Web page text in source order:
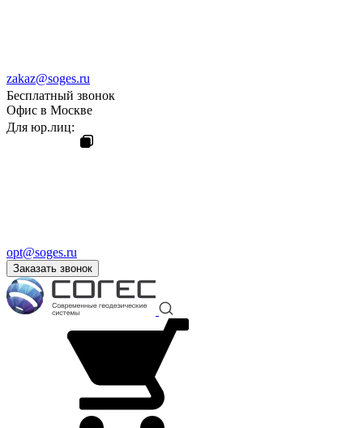
zakaz@soges.ru
Бесплатный звонок
Офис в Москве
Для юр.лиц:
opt@soges.ru
Заказать звонок